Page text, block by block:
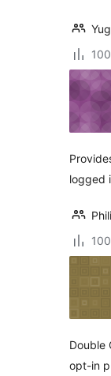
logged
Double
opt-in